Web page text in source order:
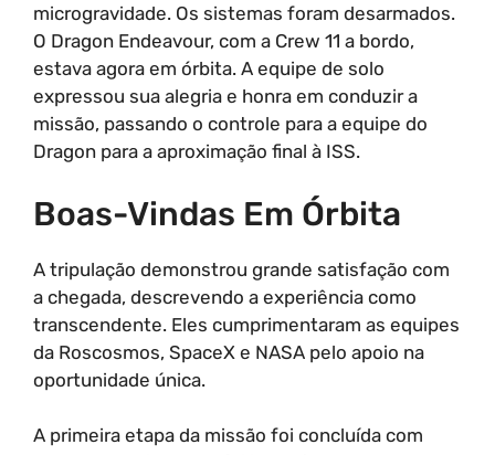
microgravidade. Os sistemas foram desarmados.
O Dragon Endeavour, com a Crew 11 a bordo,
estava agora em órbita. A equipe de solo
expressou sua alegria e honra em conduzir a
missão, passando o controle para a equipe do
Dragon para a aproximação final à ISS.
Boas-Vindas Em Órbita
A tripulação demonstrou grande satisfação com
a chegada, descrevendo a experiência como
transcendente. Eles cumprimentaram as equipes
da Roscosmos, SpaceX e NASA pelo apoio na
oportunidade única.
A primeira etapa da missão foi concluída com